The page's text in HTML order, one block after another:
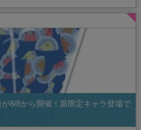
8/8から開催！新限定キャラ登場で